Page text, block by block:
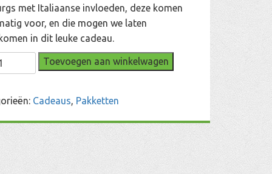
met Italiaanse invloeden, deze komen
voor, en die mogen we laten
in dit leuke cadeau.
Toevoegen aan winkelwagen
Cadeaus, Pakketten